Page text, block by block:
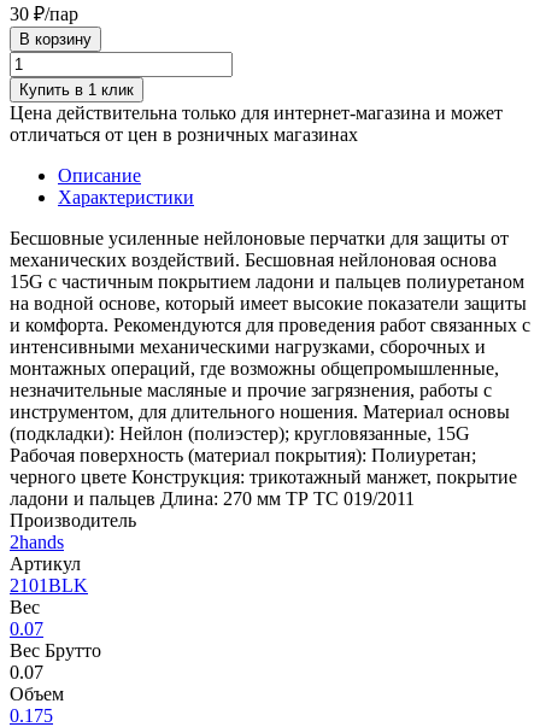
30 ₽/пар
В корзину
Купить в 1 клик
Цена действительна только для интернет-магазина и может
отличаться от цен в розничных магазинах
Описание
Характеристики
Бесшовные усиленные нейлоновые перчатки для защиты от
механических воздействий. Бесшовная нейлоновая основа
15G с частичным покрытием ладони и пальцев полиуретаном
на водной основе, который имеет высокие показатели защиты
и комфорта. Рекомендуются для проведения работ связанных с
интенсивными механическими нагрузками, сборочных и
монтажных операций, где возможны общепромышленные,
незначительные масляные и прочие загрязнения, работы с
инструментом, для длительного ношения. Материал основы
(подкладки): Нейлон (полиэстер); кругловязанные, 15G
Рабочая поверхность (материал покрытия): Полиуретан;
черного цвете Конструкция: трикотажный манжет, покрытие
ладони и пальцев Длина: 270 мм ТР ТС 019/2011
Производитель
2hands
Артикул
2101BLK
Вес
0.07
Вес Брутто
0.07
Объем
0.175